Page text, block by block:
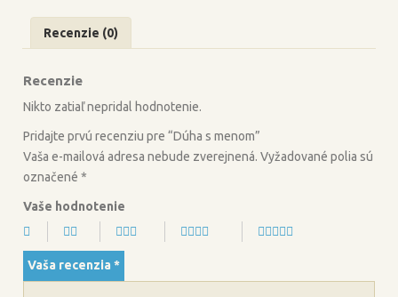
c
e
o
o
i
t
e
r
Recenzie (0)
Recenzie
Nikto zatiaľ nepridal hodnotenie.
Pridajte prvú recenziu pre “Dúha s menom”
Vaša e-mailová adresa nebude zverejnená. Vyžadované polia sú
označené *
Vaše hodnotenie
Vaša recenzia *